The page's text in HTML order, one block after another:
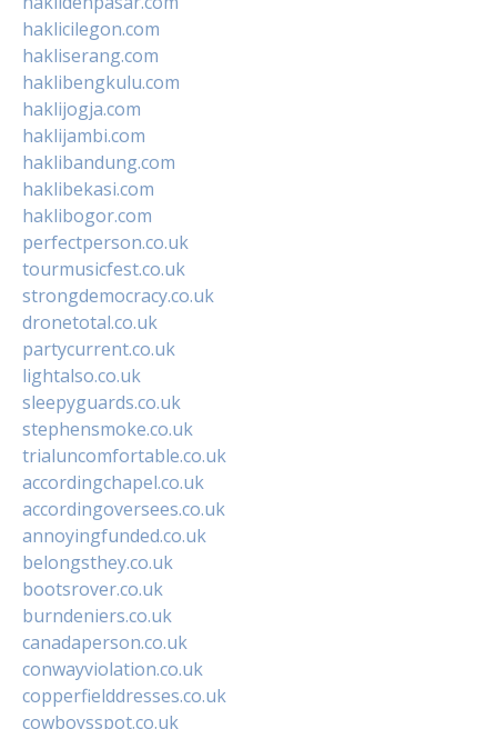
haklicilegon.com
hakliserang.com
haklibengkulu.com
haklijogja.com
haklijambi.com
haklibandung.com
haklibekasi.com
haklibogor.com
perfectperson.co.uk
tourmusicfest.co.uk
strongdemocracy.co.uk
dronetotal.co.uk
partycurrent.co.uk
lightalso.co.uk
sleepyguards.co.uk
stephensmoke.co.uk
trialuncomfortable.co.uk
accordingchapel.co.uk
accordingoversees.co.uk
annoyingfunded.co.uk
belongsthey.co.uk
bootsrover.co.uk
burndeniers.co.uk
canadaperson.co.uk
conwayviolation.co.uk
copperfielddresses.co.uk
cowboysspot.co.uk